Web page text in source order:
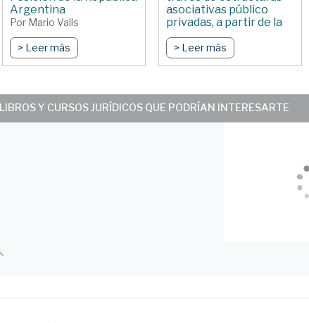
Argentina
Por Mario Valls
> Leer más
asociativas público
privadas, a partir de la
contribución de
quienes generan los
riesgos
> Leer más
LIBROS Y CURSOS JURÍDICOS QUE PODRÍAN INTERESARTE